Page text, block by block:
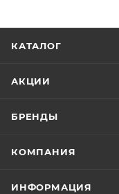
КАТАЛОГ
АКЦИИ
БРЕНДЫ
КОМПАНИЯ
ИНФОРМАЦИЯ